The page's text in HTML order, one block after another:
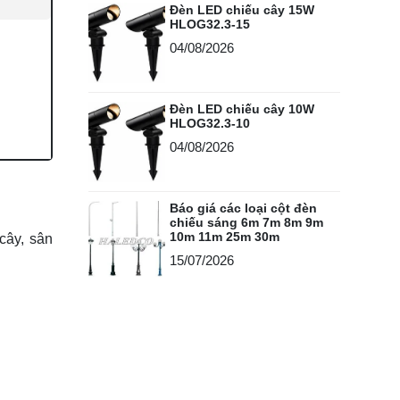
, sân
Đèn LED chiếu cây 15W
HLOG32.3-15
04/08/2026
Đèn LED chiếu cây 10W
HLOG32.3-10
04/08/2026
Báo giá các loại cột đèn
chiếu sáng 6m 7m 8m 9m
10m 11m 25m 30m
15/07/2026